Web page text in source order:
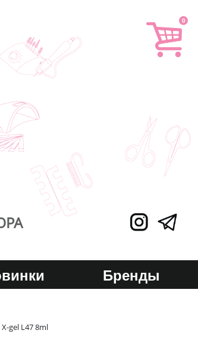
0
Бренды
X-gel L47 8ml